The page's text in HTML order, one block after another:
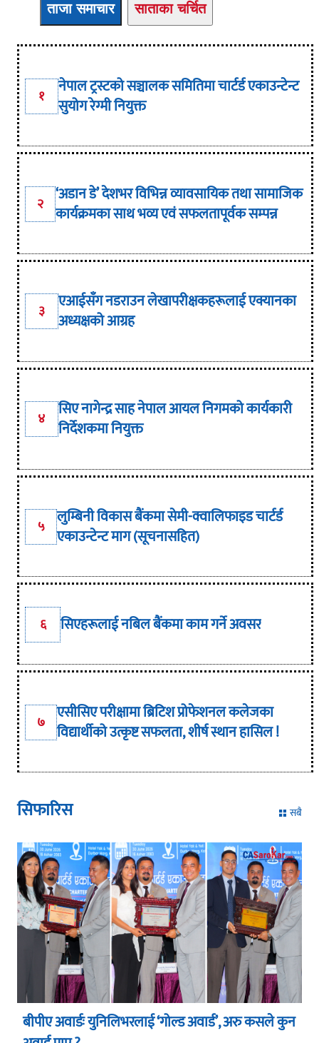
ताजा समाचार साताका चर्चित
१
नेपाल ट्रस्टको सञ्चालक समितिमा चार्टर्ड एकाउन्टेन्ट
सुयोग रेग्मी नियुक्त
२ ‘अडान डे’ देशभर विभिन्न व्यावसायिक तथा सामाजिक
कार्यक्रमका साथ भव्य एवं सफलतापूर्वक सम्पन्न
३
एआईसँग नडराउन लेखापरीक्षकहरूलाई एक्यानका
अध्यक्षको आग्रह
४
सिए नागेन्द्र साह नेपाल आयल निगमको कार्यकारी
निर्देशकमा नियुक्त
५ लुम्बिनी विकास बैंकमा सेमी-क्वालिफाइड चार्टर्ड
एकाउन्टेन्ट माग (सूचनासहित)
६ सिएहरूलाई नबिल बैंकमा काम गर्ने अवसर
७ एसीसिए परीक्षामा ब्रिटिश प्रोफेशनल कलेजका
विद्यार्थीको उत्कृष्ट सफलता, शीर्ष स्थान हासिल !
सिफारिस सबै
बीपीए अवार्डः युनिलिभरलाई ‘गोल्ड अवार्ड’, अरु कसले कुन